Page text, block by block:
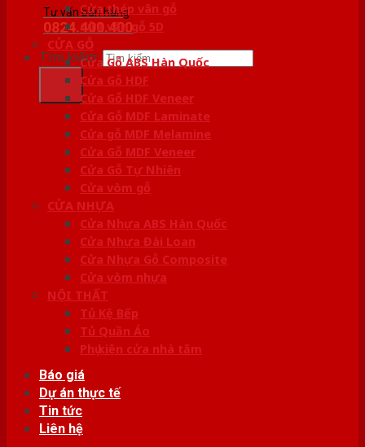
Tư vấn bán hàng
0824.400.400
Tìm kiếm:
Cửa thép vân gỗ
Cửa vân gỗ 5D
CỬA GỖ
Cửa Gỗ ABS Hàn Quốc
Cửa Gỗ HDF
Cửa Gỗ HDF Veneer
Cửa Gỗ MDF Laminate
Cửa gỗ MDF Melamine
Cửa Gỗ MDF Veneer
Cửa Gỗ Tự Nhiên
Cửa vòm gỗ
CỬA NHỰA
Cửa Nhựa ABS Hàn Quốc
Cửa Nhựa Đài Loan
Cửa Nhựa Gỗ Composite
Cửa vòm nhựa
NỘI THẤT
Tủ Kệ Bếp
Tủ Quần Áo
Phụ kiện cửa nhà tắm
Báo giá
Dự án thực tế
Tin tức
Liên hệ